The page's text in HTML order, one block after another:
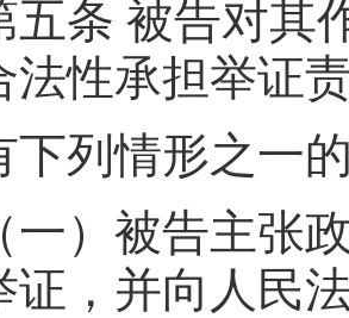
被告对其作
法性承担举证
情形之一的
被告主张政
证，并向人民